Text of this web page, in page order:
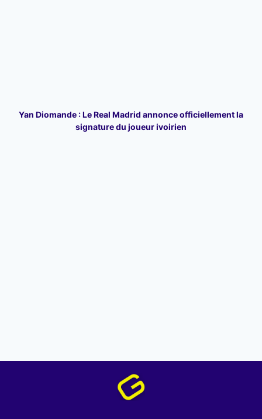
Yan Diomande : Le Real Madrid annonce officiellement la
signature du joueur ivoirien